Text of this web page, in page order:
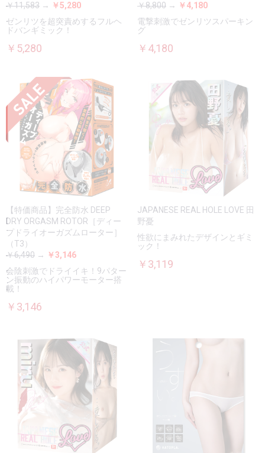
￥11,583 → ￥5,280
ゼンリツを超突責めするフルヘ
ドバンギミック！
￥5,280
￥8,800 → ￥4,180
電撃刺激でゼンリツスパーキン
グ
￥4,180
【特価商品】完全防水 DEEP
DRY ORGASM ROTOR［ディー
プドライオーガズムローター］
（T3）
￥6,490 → ￥3,146
会陰刺激でドライイキ！9パター
ン振動のハイパワーモーター搭
載！
￥3,146
JAPANESE REAL HOLE LOVE 田
野憂
性欲にまみれたデザインとギミ
ック！
￥3,119